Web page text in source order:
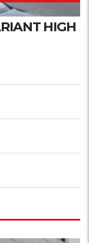
HIGH